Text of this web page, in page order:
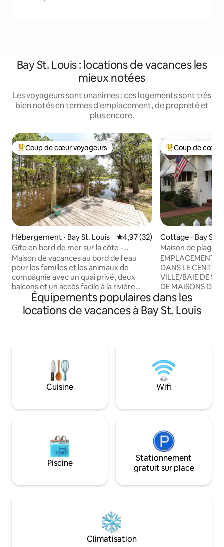
Bay St. Louis : locations de vacances les
mieux notées
Les voyageurs sont unanimes : ces logements sont très
bien notés en termes d'emplacement, de propreté et
plus encore.
Coups de cœur voyageurs les plus appréciés
Coup de cœur voyageurs
Hébergement ⋅ Bay St. Louis Évaluation moyenne sur la
4,97 (32)
Gîte en bord de mer sur la côte -
Animaux acceptés, avec ponton
Maison de vacances au bord de l'eau
pour les familles et les animaux de
compagnie avec un quai privé, deux
balcons et un accès facile à la rivière
Jourdan et au golfe du Mexique. Cette
belle maison est une escapade parfaite
pour la pêche, la navigation de plaisance
extérieur en bas est couvert et dispose
de nombreux sièges ainsi que d'extras
tels qu'un coin bar, une télévision, un
barbecue au charbon de bois et un
des crabes depuis le quai ou simplement
Coups de cœur
Coup de cœur
Cottage ⋅ Bay St.
Maison de plage
EMPLACEMENT !
DANS LE
VILLE/BAIE DE
DE MAISONS DE
COMMERCES ET
AVEC POSSIBILITÉ DE
MAISON DE
DOUBLE INOX,
D'ARMOIRES ET
ÉLECTRIQUE
CUISSON EN
RÉFRIGÉRATEUR
SÉJOUR, 2
LITS QUEEN SIZE
Numéro
Équipements populaires dans les
locations de vacances à Bay St. Louis
Cuisine Wifi
Piscine
Stationnement
gratuit sur place
Climatisation